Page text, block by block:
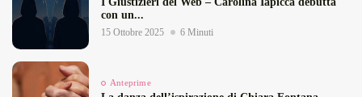
con un...
15 Ottobre 2025 6 Minuti
Anteprime